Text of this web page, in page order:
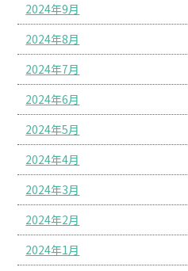
2024年9月
2024年8月
2024年7月
2024年6月
2024年5月
2024年4月
2024年3月
2024年2月
2024年1月